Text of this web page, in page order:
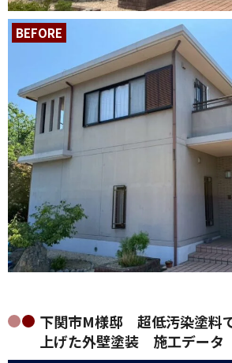
BEFORE
下関市M様邸 超低汚染塗料
上げた外壁塗装 施工データ